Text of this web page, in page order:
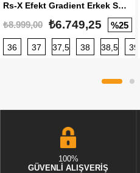
Rs-X Efekt Gradient Erkek Sneaker
₺8.999,00 ₺6.749,25 %25
36 37 37,5 38 38,5 39
100%
GÜVENLİ ALIŞVERİŞ